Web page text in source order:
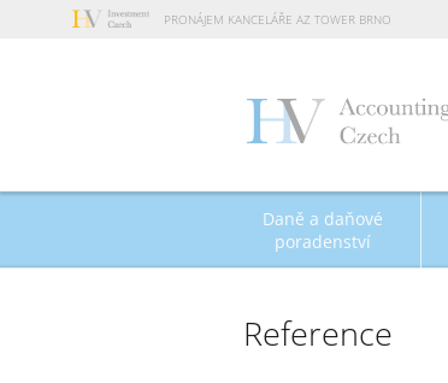
PRONÁJEM KANCELÁŘE AZ TOWER BRNO
Daně a daňové
poradenství
Reference